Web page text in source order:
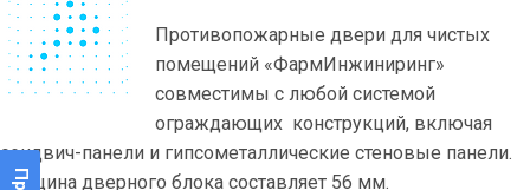
Противопожарные двери для чистых
помещений «ФармИнжиниринг»
совместимы с любой системой
ограждающих конструкций, включая
сэндвич-панели и гипсометаллические стеновые панели.
Толщина дверного блока составляет 56 мм.